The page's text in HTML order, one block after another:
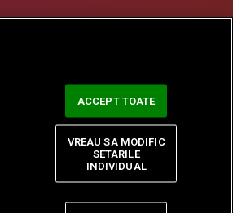
ACCEPT TOATE
VREAU SA MODIFIC
SETARILE
INDIVIDUAL